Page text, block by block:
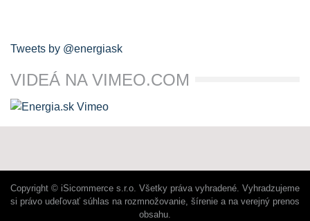
Tweets by @energiask
VIDEÁ NA VIMEO.COM
Copyright © iSicommerce s.r.o. Všetky práva vyhradené. Vyhradzujeme
si právo udeľovať súhlas na rozmnožovanie, šírenie a na verejný prenos
obsahu.